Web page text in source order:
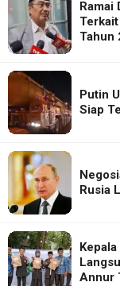
Ramai
Tahun
Putin
Siap
Rusia
Annur